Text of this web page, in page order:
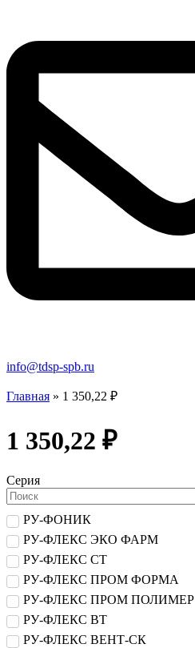
info@tdsp-spb.ru
Главная » 1 350,22 ₽
1 350,22 ₽
Серия
РУ-ФОНИК
РУ-ФЛЕКС ЭКО ФАРМ
РУ-ФЛЕКС СТ
РУ-ФЛЕКС ПРОМ ФОРМА
РУ-ФЛЕКС ПРОМ ПОЛИМЕР
РУ-ФЛЕКС ВТ
РУ-ФЛЕКС ВЕНТ-СК